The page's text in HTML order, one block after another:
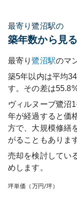
最寄り鷺沼駅の
築年数から見
最寄り鷺沼駅のマ
築5年以内は平均
す。その差は
ヴィルヌーブ鷺沼
年が経過すると価
方で、大規模修繕
がることもありま
売却を検討してい
めします。
坪単価（万円/坪）